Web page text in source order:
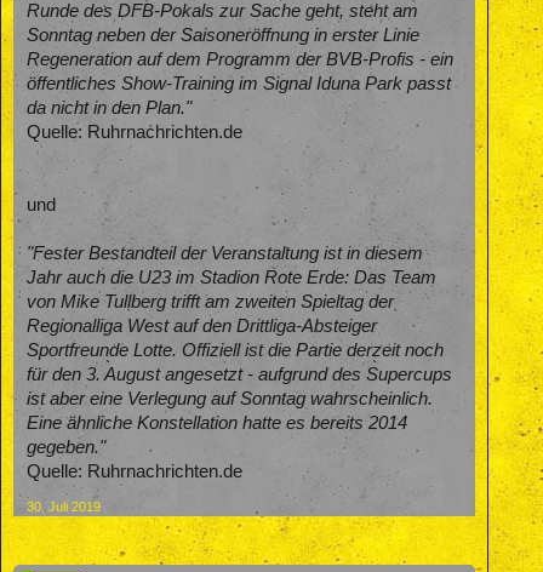
Runde des DFB-Pokals zur Sache geht, steht am
Sonntag neben der Saisoneröffnung in erster Linie
Regeneration auf dem Programm der BVB-Profis - ein
öffentliches Show-Training im Signal Iduna Park passt
da nicht in den Plan."
Quelle: Ruhrnachrichten.de
und
"Fester Bestandteil der Veranstaltung ist in diesem
Jahr auch die U23 im Stadion Rote Erde: Das Team
von Mike Tullberg trifft am zweiten Spieltag der
Regionalliga West auf den Drittliga-Absteiger
Sportfreunde Lotte. Offiziell ist die Partie derzeit noch
für den 3. August angesetzt - aufgrund des Supercups
ist aber eine Verlegung auf Sonntag wahrscheinlich.
Eine ähnliche Konstellation hatte es bereits 2014
gegeben."
Quelle: Ruhrnachrichten.de
30. Juli 2019